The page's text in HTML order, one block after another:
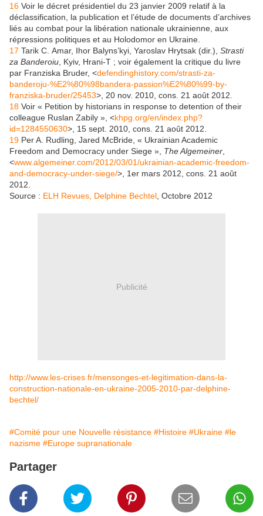
16 Voir le décret présidentiel du 23 janvier 2009 relatif à la
déclassification, la publication et l’étude de documents d’archives
liés au combat pour la libération nationale ukrainienne, aux
répressions politiques et au Holodomor en Ukraine.
17 Tarik C. Amar, Ihor Balyns’kyi, Yaroslav Hrytsak (dir.), Strasti
za Banderoiu , Kyiv, Hrani-T ; voir également la critique du livre
par Franziska Bruder, <defendinghistory.com/strasti-za-
banderoju-%E2%80%98bandera-passion%E2%80%99-by-
franziska-bruder/25453>, 20 nov. 2010, cons. 21 août 2012.
18 Voir « Petition by historians in response to detention of their
colleague Ruslan Zabily », <khpg.org/en/index.php?
id=1284550630>, 15 sept. 2010, cons. 21 août 2012.
19 Per A. Rudling, Jared McBride, « Ukrainian Academic
Freedom and Democracy under Siege », The Algemeiner
<www.algemeiner.com/2012/03/01/ukrainian-academic-freedom-
and-democracy-under-siege/>, 1er mars 2012, cons. 21 août
2012.
Source : ELH Revues, Delphine Bechtel , Octobre 2012
Publicité
http://www.les-crises.fr/mensonges-et-legitimation-dans-la-
construction-nationale-en-ukraine-2005-2010-par-delphine-
bechtel/
#Comité pour une Nouvelle résistance #Histoire #Ukraine #le
nazisme #Europe supranationale
Partager